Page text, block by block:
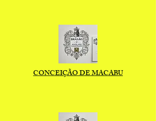
CONCEIÇÃO DE MACABU